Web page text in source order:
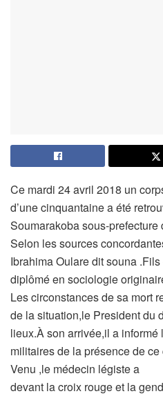
Ce mardi 24 avril 2018 un
d’une cinquantaine a été
Soumarakoba sous-prefecture
Selon les sources
Ibrahima Oulare dit souna
diplômé en sociologie
Les circonstances de sa mort
de la situation,le President du
lieux.À son arrivée,il a
militaires de la présence de
Venu ,le médecin légiste a
devant la croix rouge et la